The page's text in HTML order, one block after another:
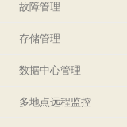
故障管理
存储管理
数据中心管理
多地点远程监控